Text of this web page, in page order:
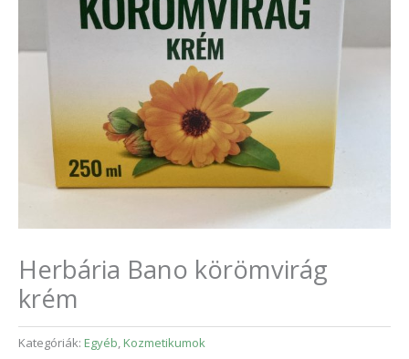
Herbária Bano körömvirág
krém
Kategóriák: Egyéb, Kozmetikumok